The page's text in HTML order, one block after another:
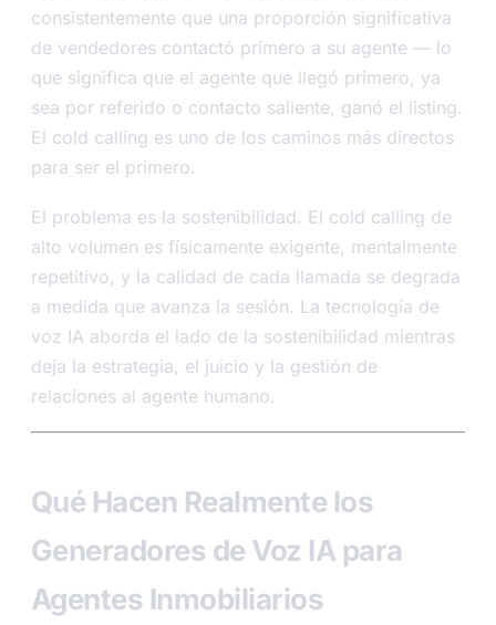
consistentemente que una proporción significativa
de vendedores contactó primero a su agente — lo
que significa que el agente que llegó primero, ya
sea por referido o contacto saliente, ganó el listing.
El cold calling es uno de los caminos más directos
para ser el primero.
El problema es la sostenibilidad. El cold calling de
alto volumen es físicamente exigente, mentalmente
repetitivo, y la calidad de cada llamada se degrada
a medida que avanza la sesión. La tecnología de
voz IA aborda el lado de la sostenibilidad mientras
deja la estrategia, el juicio y la gestión de
relaciones al agente humano.
Qué Hacen Realmente los
Generadores de Voz IA para
Agentes Inmobiliarios